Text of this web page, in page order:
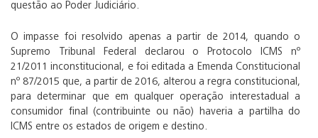
questão ao Poder Judiciário.
O impasse foi resolvido apenas a partir de 2014, quando o
Supremo Tribunal Federal declarou o Protocolo ICMS nº
21/2011 inconstitucional, e foi editada a Emenda Constitucional
nº 87/2015 que, a partir de 2016, alterou a regra constitucional,
para determinar que em qualquer operação interestadual a
consumidor final (contribuinte ou não) haveria a partilha do
ICMS entre os estados de origem e destino.